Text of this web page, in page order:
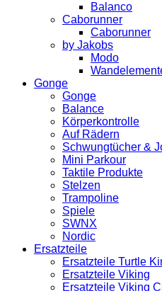
Balanco
Caborunner
Caborunner
by Jakobs
Modo
Gonge
Gonge
Balance
Körperkontrolle
Auf Rädern
Schwungtücher &
Mini Parkour
Taktile Produkte
Stelzen
Trampoline
Spiele
SWNX
Nordic
Ersatzteile
Ersatzteile Turtle
Ersatzteile Viking
Ersatzteile Viking